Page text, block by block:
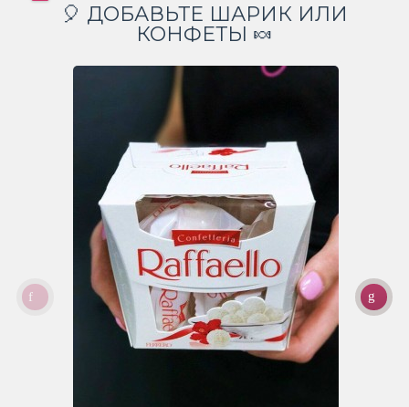
🎈 ДОБАВЬТЕ ШАРИК ИЛИ
КОНФЕТЫ 🍬